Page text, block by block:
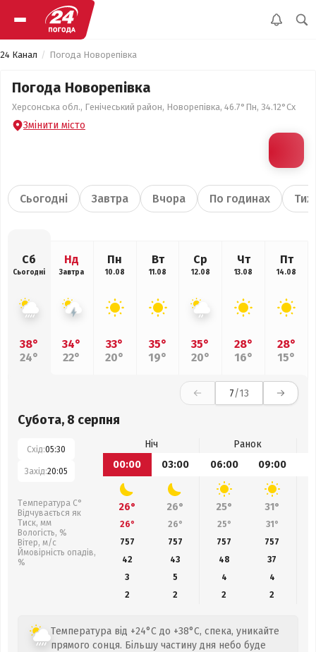
24 Канал Погода Новорепівка
Погода Новорепівка
Херсонська обл., Генічеський район, Новорепівка, 46.7°Пн, 34.12°Сх
Змінити місто
Сьогодні Завтра Вчора По годинах
Сб
Сьогодні
38°
24°
Нд
Завтра
34°
22°
Пн
10.08
33°
20°
Вт
11.08
35°
19°
Ср
12.08
35°
20°
Чт
13.08
28°
16°
Пт
14.08
28°
15°
7/13
Субота, 8 серпня
Схід:05:30
Захід:20:05
Температура С°
Відчувається як
Тиск, мм
Вологість, %
Вітер, м/с
Ймовірність опадів,
%
Ніч
Ранок
00:00
03:00 06:00 09:00
26° 26° 25° 31°
26° 26° 25° 31°
757
757 757 757
42
43 48 37
3
5 4
4
2
2 2 2
Температура від +24°C до +38°C, спека, уникайте
прямого сонця. Більшу частину дня небо буде